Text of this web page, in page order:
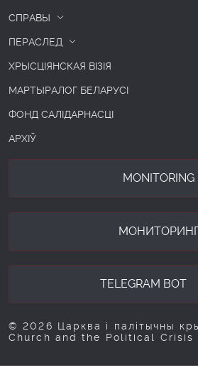
СПРАВЫ
ПЕРАСЛЕД
ХРЫСЦІЯНСКАЯ ВІЗІЯ
МАРТЫРАЛОГ БЕЛАРУСІ
ФОНД САЛІДАРНАСЦІ
АРХІЎ
MONITORING
TELEGRAM BOT
© 2026 Царква і палітычны
Church and the Political Crisis